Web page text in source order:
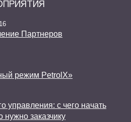
Партнеров
режим PetrolX»
управления: с чего начать
нужно заказчику